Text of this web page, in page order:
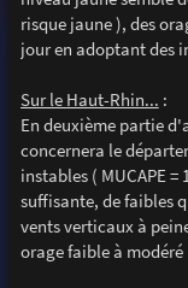
risque jaune ), des
jour en adoptant des
Sur le Haut-Rhin... :
En deuxième partie
concernera le
instables ( MUCAPE
suffisante, de faibles
vents verticaux à
orage faible à